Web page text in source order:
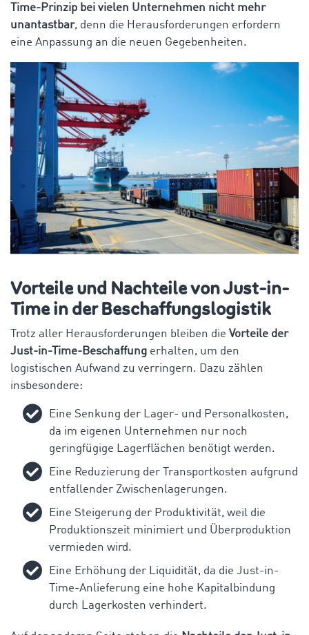
Time-Prinzip bei vielen Unternehmen nicht mehr
unantastbar, denn die Herausforderungen erfordern
eine Anpassung an die neuen Gegebenheiten.
Vorteile und Nachteile von Just-in-
Time in der Beschaffungslogistik
Trotz aller Herausforderungen bleiben die Vorteile der
Just-in-Time-Beschaffung erhalten, um den
logistischen Aufwand zu verringern. Dazu zählen
insbesondere:
Eine Senkung der Lager- und Personalkosten,
da im eigenen Unternehmen nur noch
geringfügige Lagerflächen benötigt werden.
Eine Reduzierung der Transportkosten aufgrund
entfallender Zwischenlagerungen.
Eine Steigerung der Produktivität, weil die
Produktionszeit minimiert und Überproduktion
vermieden wird.
Eine Erhöhung der Liquidität, da die Just-in-
Time-Anlieferung eine hohe Kapitalbindung
durch Lagerkosten verhindert.